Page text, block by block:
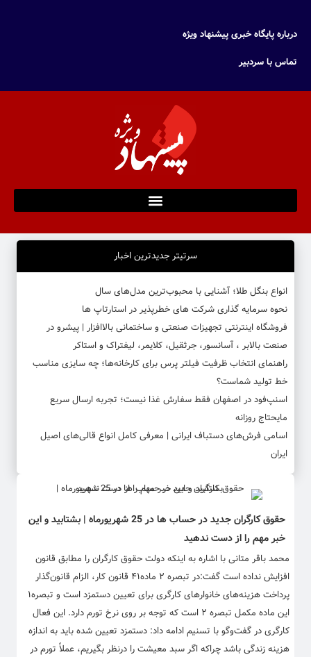
درباره پایگاه خبری پیشنهاد ویژه
تماس با سردبیر
سرتیتر جدیدترین اخبار
انواع بنگل طلا؛ آشنایی با محبوب‌ترین مدل‌های سال
نحوه سرمایه‌ گذاری شرکت‌ های خطرپذیر در استارتاپ ها
فروشگاه اینترنتی تجهیزات صنعتی و ساختمانی بالاافزار | پیشرو در
صنعت بالابر ، آسانسور، جرثقیل، کلایمر، لیفتراک و استاکر
راهنمای انتخاب ظرفیت فیلتر پرس برای کارخانه‌ها؛ چه سایزی مناسب
خط تولید شماست؟
اسنپ‌فود در اصفهان فقط سفارش غذا نیست؛ تجربه ارسال سریع
مایحتاج روزانه
اسامی فرش‌های دستباف ایرانی | معرفی کامل انواع قالی‌های اصیل
ایران
حقوق کارگران جدید در حساب ها در 25 شهریورماه | بشتابید و این
خبر مهم را از دست ندهید
محمد باقر متانی با اشاره به اینکه دولت حقوق کارگران را مطابق قانون
افزایش نداده است گفت:در تبصره ۲ ماده۴۱ قانون کار، الزام قانون‌گذار
پرداخت هزینه‌های خانوارهای کارگری برای تعیین دستمزد است و تبصره۱
این ماده مکمل تبصره ۲ است که توجه بر روی نرخ تورم دارد. این فعال
کارگری در گفت‌وگو با تسنیم ادامه داد: دستمزد تعیین شده باید به اندازه
هزینه زندگی باشد چراکه اگر سبد معیشت را درنظر بگیریم، عملاً تورم در